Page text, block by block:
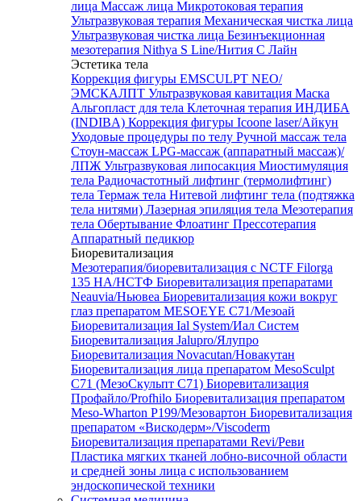
лица Массаж лица Микротоковая терапия
Ультразвуковая терапия Механическая чистка лица
Ультразвуковая чистка лица Безинъекционная
мезотерапия Nithya S Line/Нития С Лайн
Эстетика тела
Коррекция фигуры EMSCULPT NEO/
ЭМСКАЛПТ Ультразвуковая кавитация Маска
Альгопласт для тела Клеточная терапия ИНДИБА
(INDIBA) Коррекция фигуры Icoone laser/Айкун
Уходовые процедуры по телу Ручной массаж тела
Стоун-массаж LPG-массаж (аппаратный массаж)/
ЛПЖ Ультразвуковая липосакция Миостимуляция
тела Радиочастотный лифтинг (термолифтинг)
тела Термаж тела Нитевой лифтинг тела (подтяжка
тела нитями) Лазерная эпиляция тела Мезотерапия
тела Обертывание Флоатинг Прессотерапия
Аппаратный педикюр
Биоревитализация
Мезотерапия/биоревитализация с NCTF Filorga
135 HA/НСТФ Биоревитализация препаратами
Neauvia/Ньювеа Биоревитализация кожи вокруг
глаз препаратом MESOEYE C71/Мезоай
Биоревитализация Ial System/Иал Систем
Биоревитализация Jalupro/Ялупро
Биоревитализация Novacutan/Новакутан
Биоревитализация лица препаратом MesoSculpt
C71 (МезоСкульпт С71) Биоревитализация
Профайло/Profhilo Биоревитализация препаратом
Meso-Wharton P199/Мезовартон Биоревитализация
препаратом «Вискодерм»/Viscoderm
Биоревитализация препаратами Revi/Реви
Пластика мягких тканей лобно-височной области
и средней зоны лица с использованием
эндоскопической техники